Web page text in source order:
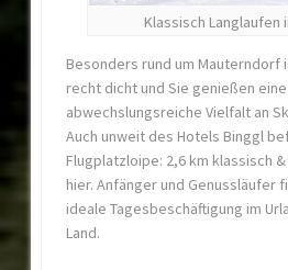
Klassisch Langlaufen
Besonders rund um Mauterndorf
recht dicht und Sie genießen eine
abwechslungsreiche Vielfalt an
Auch unweit des Hotels Binggl
Flugplatzloipe: 2,6 km klassisch
hier. Anfänger und Genussläufer
ideale Tagesbeschäftigung im
Land.